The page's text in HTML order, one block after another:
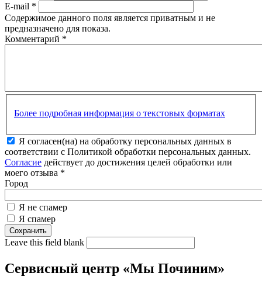
E-mail *
Содержимое данного поля является приватным и не
предназначено для показа.
Комментарий *
Более подробная информация о текстовых форматах
Я согласен(на) на обработку персональных данных в
соответствии с Политикой обработки персональных данных.
Согласие действует до достижения целей обработки или
моего отзыва *
Город
Я не спамер
Я спамер
Leave this field blank
Сервисный центр «Мы Починим»